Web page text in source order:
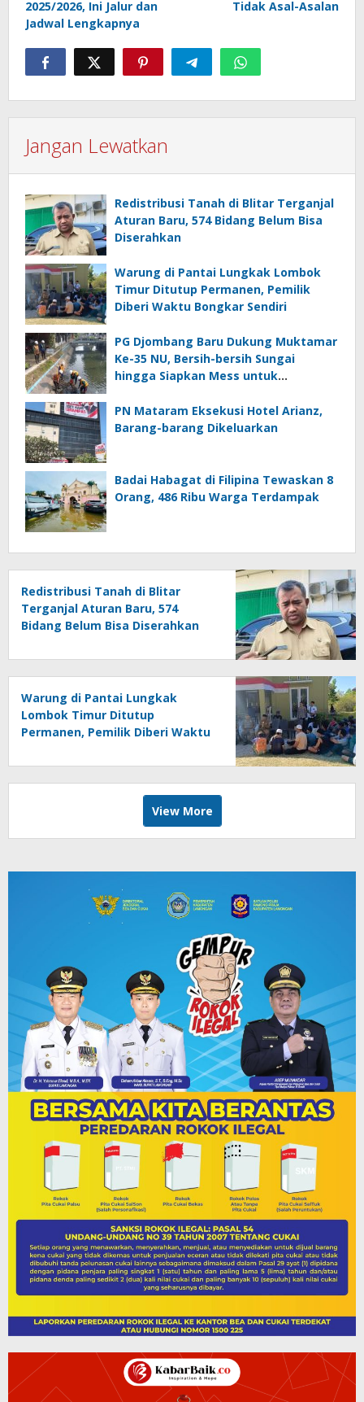
2025/2026, Ini Jalur dan
Jadwal Lengkapnya
Tidak Asal-Asalan
Jangan Lewatkan
Redistribusi Tanah di Blitar Terganjal
Aturan Baru, 574 Bidang Belum Bisa
Diserahkan
Warung di Pantai Lungkak Lombok
Timur Ditutup Permanen, Pemilik
Diberi Waktu Bongkar Sendiri
PG Djombang Baru Dukung Muktamar
Ke-35 NU, Bersih-bersih Sungai
hingga Siapkan Mess untuk
PN Mataram Eksekusi Hotel Arianz,
Barang-barang Dikeluarkan
Badai Habagat di Filipina Tewaskan 8
Orang, 486 Ribu Warga Terdampak
Redistribusi Tanah di Blitar
Terganjal Aturan Baru, 574
Bidang Belum Bisa Diserahkan
Warung di Pantai Lungkak
Lombok Timur Ditutup
Permanen, Pemilik Diberi Waktu
View More